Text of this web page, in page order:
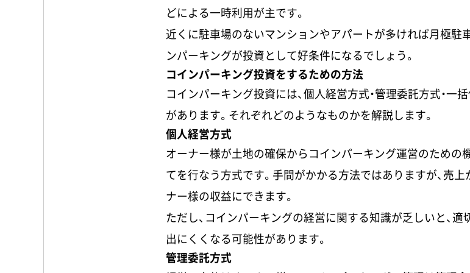
どによる一時利用が主です。
近くに駐車場のないマンションやアパートが多ければ月極駐
ンパーキングが投資として好条件になるでしょう。
コインパーキング投資をするための方法
コインパーキング投資には、個人経営方式・管理委託方式・一
があります。それぞれどのようなものかを解説します。
個人経営方式
オーナー様が土地の確保からコインパーキング運営のための
てを行なう方式です。手間がかかる方法ではありますが、売
ナー様の収益にできます。
ただし、コインパーキングの経営に関する知識が乏しいと、
出にくくなる可能性があります。
管理委託方式